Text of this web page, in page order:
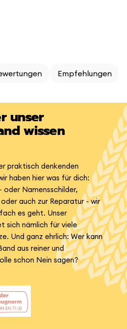
Empfehlungen
unser
wissen
praktisch denkenden
haben hier was für dich:
oder Namensschilder,
auch zur Reparatur - wir
es geht. Unser
sich nämlich für viele
Und ganz ehrlich: Wer kann
aus reiner und
schon Nein sagen?